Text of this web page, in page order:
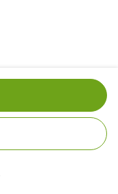
Bereiding